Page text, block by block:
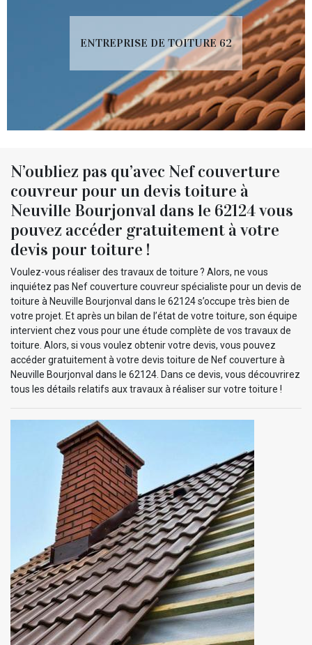
ENTREPRISE DE TOITURE 62
N’oubliez pas qu’avec Nef couverture
couvreur pour un devis toiture à
Neuville Bourjonval dans le 62124 vous
pouvez accéder gratuitement à votre
devis pour toiture !
Voulez-vous réaliser des travaux de toiture ? Alors, ne vous
inquiétez pas Nef couverture couvreur spécialiste pour un devis de
toiture à Neuville Bourjonval dans le 62124 s’occupe très bien de
votre projet. Et après un bilan de l’état de votre toiture, son équipe
intervient chez vous pour une étude complète de vos travaux de
toiture. Alors, si vous voulez obtenir votre devis, vous pouvez
accéder gratuitement à votre devis toiture de Nef couverture à
Neuville Bourjonval dans le 62124. Dans ce devis, vous découvrirez
tous les détails relatifs aux travaux à réaliser sur votre toiture !